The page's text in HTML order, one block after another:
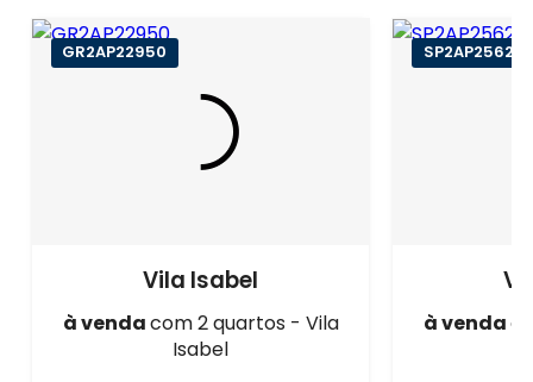
GR2AP22950
Vila Isabel
à vendacom 2 quartos - Vila
Isabel
SP2AP25623
à venda